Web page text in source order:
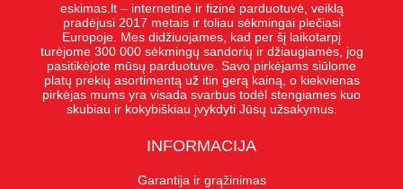
eskimas.lt – internetinė ir fizinė parduotuvė, veiklą
pradėjusi 2017 metais ir toliau sėkmingai plečiasi
Europoje. Mes didžiuojames, kad per šį laikotarpį
turėjome 300 000 sėkmingų sandorių ir džiaugiamės, jog
pasitikėjote mūsų parduotuve. Savo pirkėjams siūlome
platų prekių asortimentą už itin gerą kainą, o kiekvienas
pirkėjas mums yra visada svarbus todėl stengiames kuo
skubiau ir kokybiškiau įvykdyti Jūsų užsakymus.
INFORMACIJA
Garantija ir grąžinimas